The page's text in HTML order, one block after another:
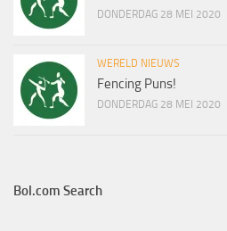
DONDERDAG 28 MEI 2020
WERELD NIEUWS
Fencing Puns!
DONDERDAG 28 MEI 2020
Bol.com Search